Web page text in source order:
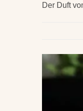
Der Duft